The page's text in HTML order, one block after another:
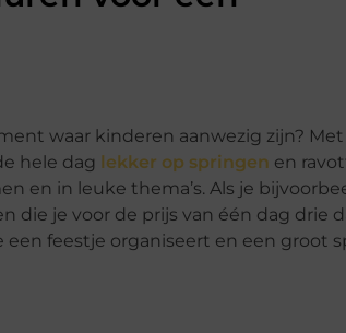
waar kinderen aanwezig zijn?
hele dag lekker op springen en
en in leuke thema’s. Als je
die je voor de prijs van één dag drie
feestje organiseert en een groot